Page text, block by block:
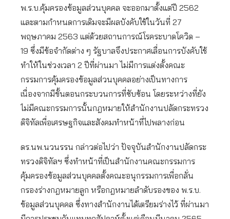
พ.ร.บ.คุ้มครองข้อมูลส่วนบุคคล จะออกมาตั้งแต่ปี 2562
และตามกำหนดการเดิมจะมีผลบังคับใช้ในวันที่ 27
พฤษภาคม 2563 แต่ด้วยสถานการณ์โรคระบาดโควิด –
19 ซึ่งมีข้อจำกัดต่าง ๆ รัฐบาลจึงประกาศเลื่อนการบังคับใช้
ทำให้ในช่วงเวลา 2 ปีที่ผ่านมา ไม่มีการแต่งตั้งคณะ
กรรมการคุ้มครองข้อมูลส่วนบุคคลอย่างเป็นทางการ
เนื่องจากมีขั้นตอนกระบวนการที่ซับซ้อน โดยระหว่างที่ยัง
ไม่มีคณะกรรมการนั้นกฎหมายให้สำนักงานปลัดกระทรวง
ดิจิทัลเพื่อเศรษฐกิจและสังคมทำหน้าที่ไปพลางก่อน
ดร.นพ.นวนรรน กล่าวต่อไปว่า ปัจจุบันสำนักงานปลัดกระ
ทรวงดิจิทัลฯ ซึ่งทำหน้าที่เป็นสำนักงานคณะกรรมการ
คุ้มครองข้อมูลส่วนบุคคลตั้งคณะอนุกรรมการเพื่อกลั่น
กรองร่างกฎหมายลูก หรือกฎหมายลำดับรองของ พ.ร.บ.
ข้อมูลส่วนบุคคล ซึ่งทางสำนักงานได้เตรียมร่างไว้ ที่ผ่านมา